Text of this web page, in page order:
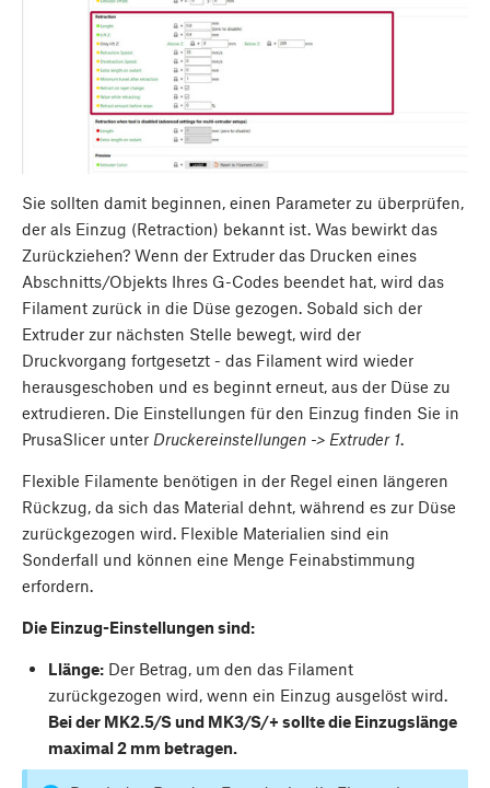
Sie sollten damit beginnen, einen Parameter zu überprüfen,
der als Einzug (Retraction) bekannt ist. Was bewirkt das
Zurückziehen? Wenn der Extruder das Drucken eines
Abschnitts/Objekts Ihres G-Codes beendet hat, wird das
Filament zurück in die Düse gezogen. Sobald sich der
Extruder zur nächsten Stelle bewegt, wird der
Druckvorgang fortgesetzt - das Filament wird wieder
herausgeschoben und es beginnt erneut, aus der Düse zu
extrudieren. Die Einstellungen für den Einzug finden Sie in
PrusaSlicer unter Druckereinstellungen -> Extruder 1.
Flexible Filamente benötigen in der Regel einen längeren
Rückzug, da sich das Material dehnt, während es zur Düse
zurückgezogen wird. Flexible Materialien sind ein
Sonderfall und können eine Menge Feinabstimmung
erfordern.
Die Einzug-Einstellungen sind:
Llänge:Der Betrag, um den das Filament
zurückgezogen wird, wenn ein Einzug ausgelöst wird.
Bei der MK2.5/S und MK3/S/+ sollte die Einzugslänge
maximal 2 mm betragen.